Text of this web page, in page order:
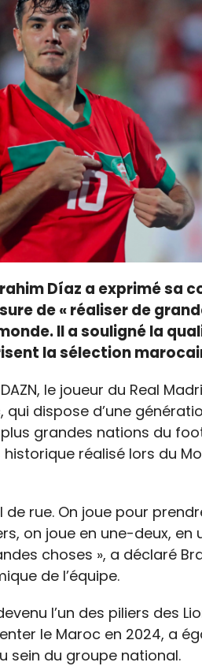
Díaz a exprimé sa
de « réaliser de
Il a souligné la
la sélection
le joueur du Real
dispose d’une
grandes nations du
réalisé lors du
rue. On joue pour
on joue en une-deux, en
choses », a déclaré
de l’équipe.
l’un des piliers des
le Maroc en 2024, a
sein du groupe national.